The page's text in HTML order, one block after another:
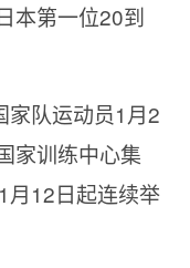
本第一位20到
家队运动员1月2
家训练中心集
月12日起连续举